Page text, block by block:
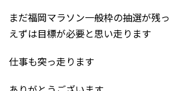
まだ福岡マラソン一般枠の抽選が残
えずは目標が必要と思い走ります
仕事も突っ走ります